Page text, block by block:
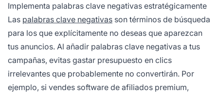
Implementa palabras clave negativas estratégicamente
Las palabras clave negativas son términos de búsqueda
para los que explícitamente no deseas que aparezcan
tus anuncios. Al añadir palabras clave negativas a tus
campañas, evitas gastar presupuesto en clics
irrelevantes que probablemente no convertirán. Por
ejemplo, si vendes software de afiliados premium,